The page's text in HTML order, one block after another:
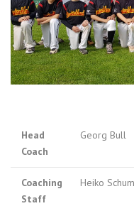
Head
Coach
Georg Bull
Coaching
Staff
Heiko